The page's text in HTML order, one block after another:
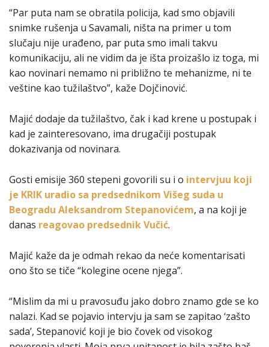
“Par puta nam se obratila policija, kad smo objavili
snimke rušenja u Savamali, ništa na primer u tom
slučaju nije urađeno, par puta smo imali takvu
komunikaciju, ali ne vidim da je išta proizašlo iz toga, mi
kao novinari nemamo ni približno te mehanizme, ni te
veštine kao tužilaštvo”, kaže Dojčinović.
Majić dodaje da tužilaštvo, čak i kad krene u postupak i
kad je zainteresovano, ima drugačiji postupak
dokazivanja od novinara.
Gosti emisije 360 stepeni govorili su i o intervjuu koji
je KRIK uradio sa predsednikom Višeg suda u
Beogradu Aleksandrom Stepanovićem, a na koji je
danas reagovao predsednik Vučić.
Majić kaže da je odmah rekao da neće komentarisati
ono što se tiče “kolegine ocene njega”.
“Mislim da mi u pravosuđu jako dobro znamo gde se ko
nalazi. Kad se pojavio intervju ja sam se zapitao ‘zašto
sada’, Stepanović koji je bio čovek od visokog